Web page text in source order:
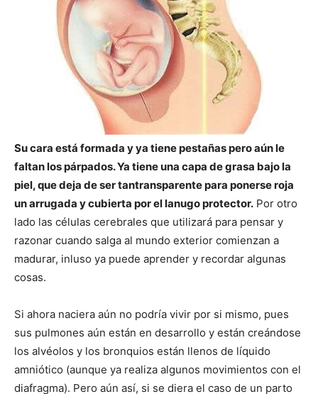
Su cara está formada y ya tiene pestañas pero aún le
faltan los párpados. Ya tiene una capa de grasa bajo la
piel, que deja de ser tantransparente para ponerse roja
un arrugada y cubierta por el lanugo protector. Por otro
lado las células cerebrales que utilizará para pensar y
razonar cuando salga al mundo exterior comienzan a
madurar, inluso ya puede aprender y recordar algunas
cosas.
Si ahora naciera aún no podría vivir por si mismo, pues
sus pulmones aún están en desarrollo y están creándose
los alvéolos y los bronquios están llenos de líquido
amniótico (aunque ya realiza algunos movimientos con el
diafragma). Pero aún así, si se diera el caso de un parto